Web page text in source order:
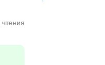
чтения